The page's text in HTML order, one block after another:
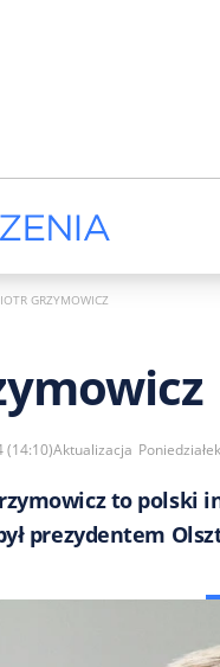
GRZYMOWICZ
(14:10)Aktualizacja
to
prezydentem